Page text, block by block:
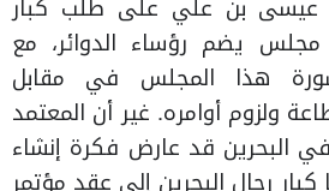
عيسى بن علي على طلب كبار
مجلس يضم رؤساء الدوائر، مع
هذا المجلس في مقابل
ولزوم أوامره. غير أن المعتمد
البحرين قد عارض فكرة إنشاء
رجال البحرين إلى عقد مؤتمر